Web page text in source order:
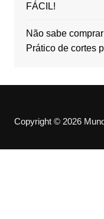
FÁCIL!
Não sabe
Prático de cortes
Copyright © 2026